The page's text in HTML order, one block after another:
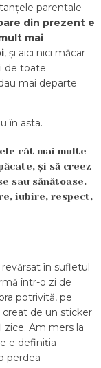
parentale
din prezent e
mai
, și aici nici măcar
de toate
mai departe
în asta.
cât mai multe
și să creez
sau sănătoase.
iubire, respect,
în sufletul
într-o zi de
potrivită, pe
de un sticker
zice. Am mers la
e definiția
perdea